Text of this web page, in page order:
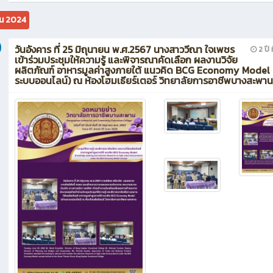
2024
2 ปี
วันอังคาร ที่ 25 มิถุนายน พ.ศ.2567 นางสาววีณา ใจเพชร
เข้าร่วมประชุมให้ความรู้ และพิจารณาคัดเลือก ผลงานวิจัย
ผลิตภัณฑ์ อาหารมูลค่าสูงภายใต้ แนวคิด BCG Economy Model
ระบบออนไลน์) ณ ห้องโฮมเธียร์เตอร์ วิทยาลัยการอาชีพบางสะพาน